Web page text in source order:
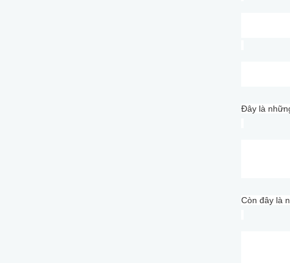
Đây là
Còn đây là